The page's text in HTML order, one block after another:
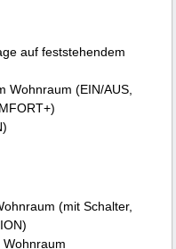
auf feststehendem
Wohnraum (EIN/AUS,
(mit Schalter,